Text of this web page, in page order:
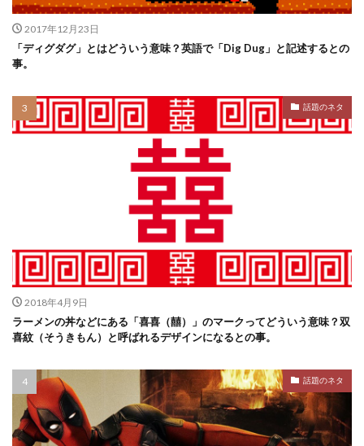
2017年12月23日
「ディグダグ」とはどういう意味？英語で「Dig Dug」と記述するとの
事。
話題のネタ
2018年4月9日
ラーメンの丼などにある「喜喜（囍）」のマークってどういう意味？双
喜紋（そうきもん）と呼ばれるデザインになるとの事。
話題のネタ